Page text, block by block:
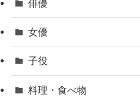
俳優
女優
子役
料理・食べ物